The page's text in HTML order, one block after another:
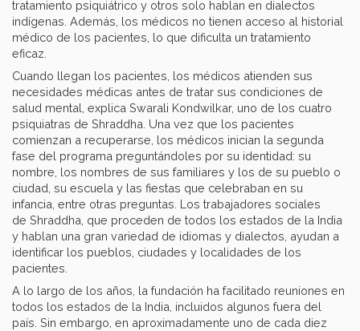
tratamiento psiquiátrico y otros solo hablan en dialectos
indígenas. Además, los médicos no tienen acceso al historial
médico de los pacientes, lo que dificulta un tratamiento
eficaz.
Cuando llegan los pacientes, los médicos atienden sus
necesidades médicas antes de tratar sus condiciones de
salud mental, explica Swarali Kondwilkar, uno de los cuatro
psiquiatras de Shraddha. Una vez que los pacientes
comienzan a recuperarse, los médicos inician la segunda
fase del programa preguntándoles por su identidad: su
nombre, los nombres de sus familiares y los de su pueblo o
ciudad, su escuela y las fiestas que celebraban en su
infancia, entre otras preguntas. Los trabajadores sociales
de Shraddha, que proceden de todos los estados de la India
y hablan una gran variedad de idiomas y dialectos, ayudan a
identificar los pueblos, ciudades y localidades de los
pacientes.
A lo largo de los años, la fundación ha facilitado reuniones en
todos los estados de la India, incluidos algunos fuera del
país. Sin embargo, en aproximadamente uno de cada diez